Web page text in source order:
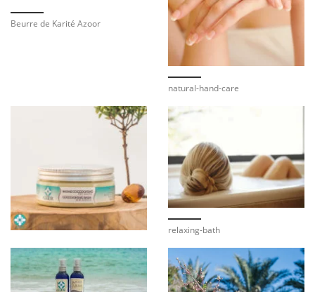
Beurre de Karité Azoor
natural-hand-care
relaxing-bath